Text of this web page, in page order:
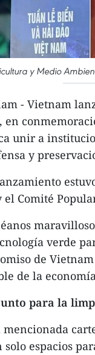
y Medio
- Vietnam
en
unir a
y
Comité
verde
de
de la
para la
solo espacios